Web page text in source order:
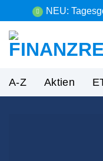
Inhalt
springen
NEU:
A-Z Aktien